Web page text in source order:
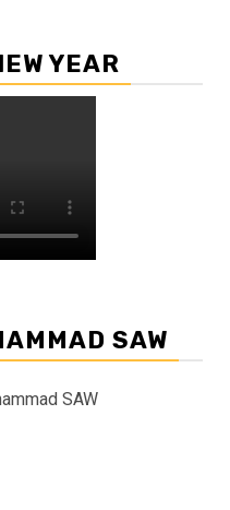
YEAR
SAW
SAW